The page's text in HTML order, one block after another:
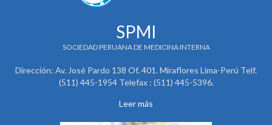
SPMI
SOCIEDAD PERUANA DE MEDICINA INTERNA
Dirección: Av. José Pardo 138 Of. 401. Miraflores Lima-Perú Telf.
(511) 445-1954 Telefax : (511) 445-5396.
Leer más